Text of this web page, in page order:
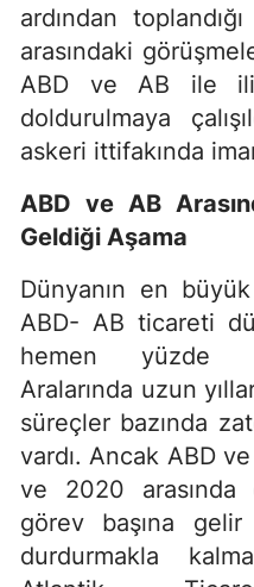
ardından
arasındaki
ABD ve AB ile
doldurulmaya
askeri ittifakında
ABD ve AB
Geldiği Aşama
Dünyanın en
ABD- AB ticareti
hemen yüzde
Aralarında uzun
süreçler bazında
vardı. Ancak ABD
ve 2020 arasında
görev başına
durdurmakla